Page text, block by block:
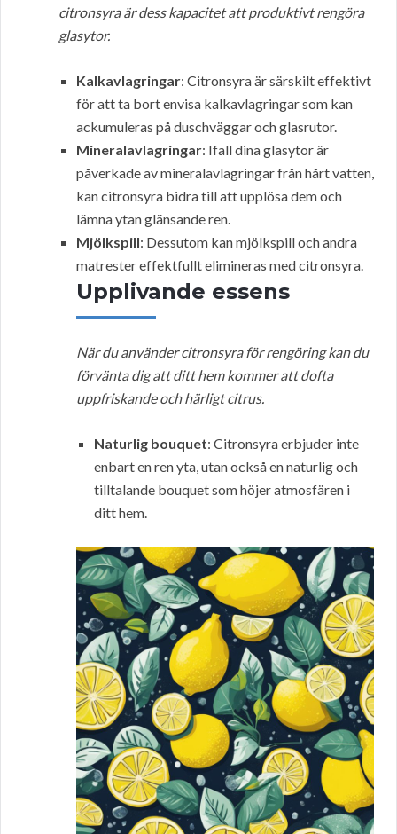
citronsyra är dess kapacitet att produktivt rengöra
glasytor.
Kalkavlagringar: Citronsyra är särskilt effektivt
för att ta bort envisa kalkavlagringar som kan
ackumuleras på duschväggar och glasrutor.
Mineralavlagringar: Ifall dina glasytor är
påverkade av mineralavlagringar från hårt vatten,
kan citronsyra bidra till att upplösa dem och
lämna ytan glänsande ren.
Mjölkspill: Dessutom kan mjölkspill och andra
matrester effektfullt elimineras med citronsyra.
Upplivande essens
När du använder citronsyra för rengöring kan du
förvänta dig att ditt hem kommer att dofta
uppfriskande och härligt citrus.
Naturlig bouquet: Citronsyra erbjuder inte
enbart en ren yta, utan också en naturlig och
tilltalande bouquet som höjer atmosfären i
ditt hem.